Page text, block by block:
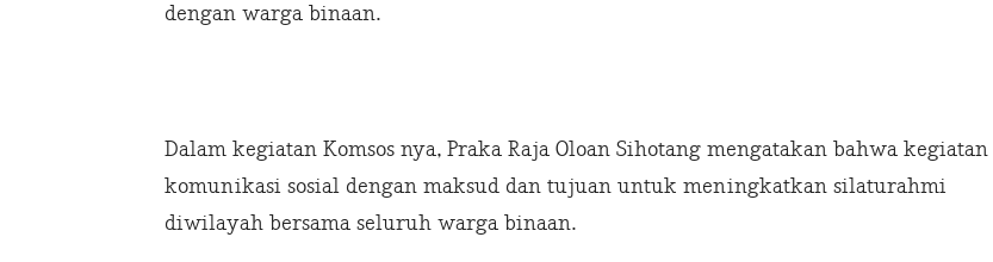
dengan warga binaan.
Dalam kegiatan Komsos nya, Praka Raja Oloan Sihotang mengatakan bahwa kegiatan
komunikasi sosial dengan maksud dan tujuan untuk meningkatkan silaturahmi
diwilayah bersama seluruh warga binaan.